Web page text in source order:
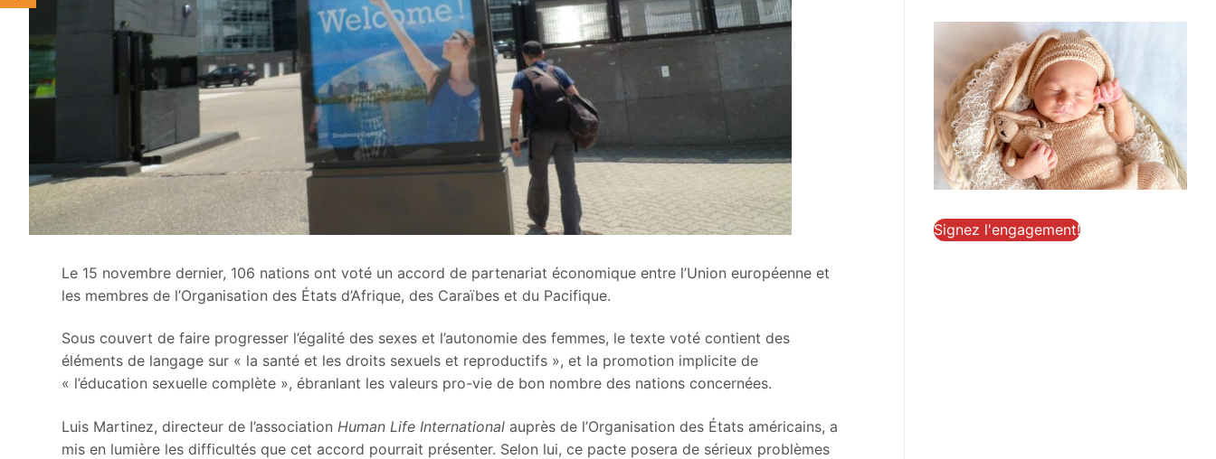
Le 15 novembre dernier, 106 nations ont voté un accord de partenariat économique entre l’Union européenne et
les membres de l’Organisation des États d’Afrique, des Caraïbes et du Pacifique.
Sous couvert de faire progresser l’égalité des sexes et l’autonomie des femmes, le texte voté contient des
éléments de langage sur « la santé et les droits sexuels et reproductifs », et la promotion implicite de
« l’éducation sexuelle complète », ébranlant les valeurs pro-vie de bon nombre des nations concernées.
Luis Martinez, directeur de l’association Human Life International auprès de l’Organisation des États américains, a
mis en lumière les difficultés que cet accord pourrait présenter. Selon lui, ce pacte posera de sérieux problèmes
Signez l'engagement!